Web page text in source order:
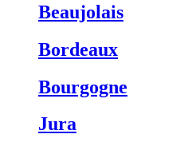
Beaujolais
Bordeaux
Bourgogne
Jura